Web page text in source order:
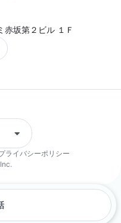
坂第２ビル １Ｆ
ライバシーポリシー